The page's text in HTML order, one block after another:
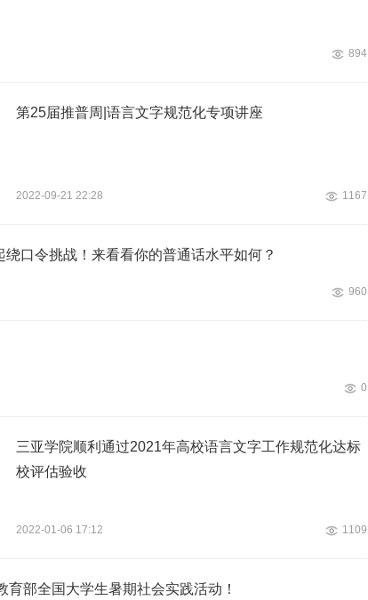
894
第25届推普周|语言文字规范化专项讲座
2022-09-21 22:28 1167
口令挑战！来看看你的普通话水平如何？
960
0
三亚学院顺利通过2021年高校语言文字工作规范化达标
校评估验收
2022-01-06 17:12 1109
部全国大学生暑期社会实践活动！